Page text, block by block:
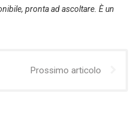
pronta ad ascoltare. È un
Prossimo articolo